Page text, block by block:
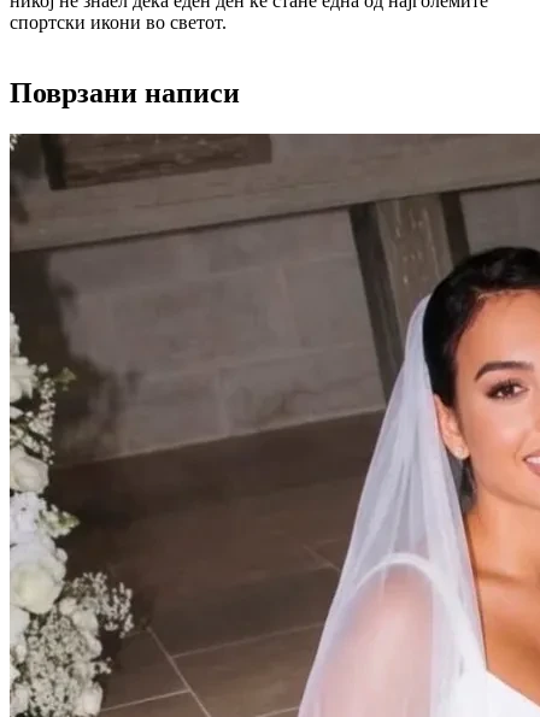
спортски икони во светот.
Поврзани написи